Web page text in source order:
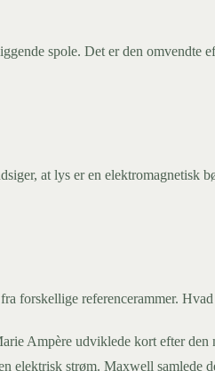
spole. Det er den omvendte
at lys er en elektromagnetisk
forskellige referencerammer.
Ampère udviklede kort efter
elektrisk strøm. Maxwell